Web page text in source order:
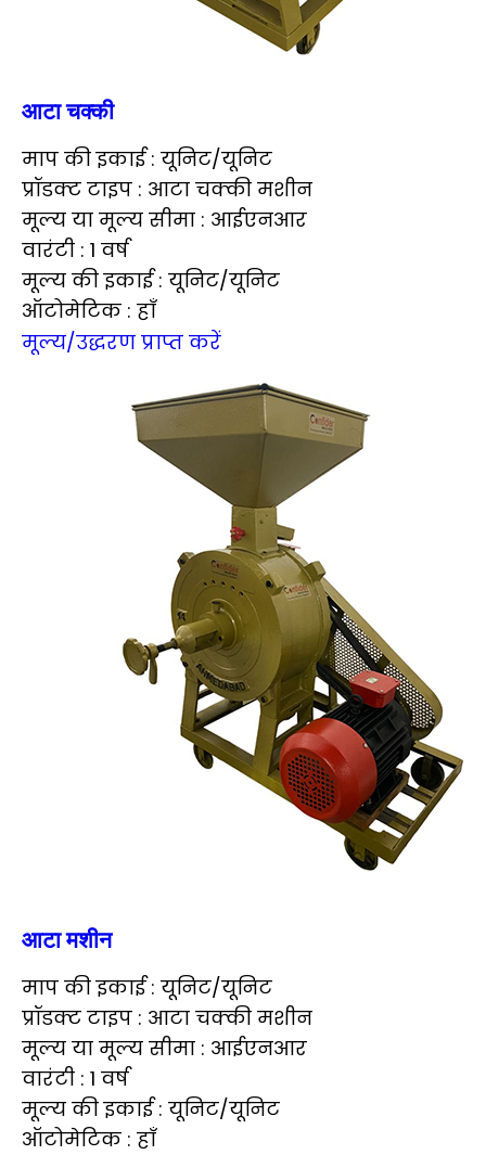
आटा चक्की
माप की इकाई : यूनिट/यूनिट
प्रॉडक्ट टाइप : आटा चक्की मशीन
मूल्य या मूल्य सीमा : आईएनआर
वारंटी : 1 वर्ष
मूल्य की इकाई : यूनिट/यूनिट
ऑटोमेटिक : हाँ
मूल्य/उद्धरण प्राप्त करें
आटा मशीन
माप की इकाई : यूनिट/यूनिट
प्रॉडक्ट टाइप : आटा चक्की मशीन
मूल्य या मूल्य सीमा : आईएनआर
वारंटी : 1 वर्ष
मूल्य की इकाई : यूनिट/यूनिट
ऑटोमेटिक : हाँ